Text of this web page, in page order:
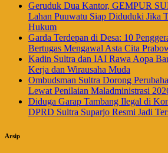
Geruduk Dua Kantor, GEMPUR
Lahan Puuwatu Siap Diduduki Jika
Hukum
Garda Terdepan di Desa: 10
Bertugas Mengawal Asta Cita
Kadin Sultra dan IAI Rawa Aopa
Kerja dan Wirausaha Muda
Ombudsman Sultra Dorong
Lewat Penilaian Maladministrasi
Diduga Garap Tambang Ilegal di
DPRD Sultra Suparjo Resmi Jadi
Arsip